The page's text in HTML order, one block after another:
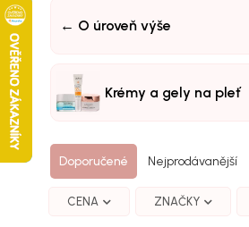
← O úroveň výše
Krémy a gely na pleť
Doporučené Nejprodávanější
CENA ZNAČKY